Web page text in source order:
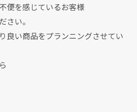
便を感じているお客様
さい。
良い商品をプランニングさせてい